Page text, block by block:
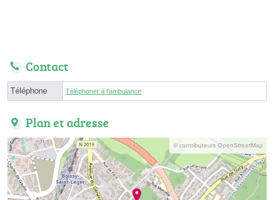
Contact
Téléphone Téléphoner à l'ambulance
Plan et adresse
© contributeurs OpenStreetMap